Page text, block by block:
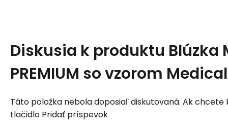
Diskusia k produktu Blúzka
PREMIUM so vzorom Medical
Táto položka nebola doposiaľ diskutovaná. Ak chcete
tlačidlo Pridať príspevok